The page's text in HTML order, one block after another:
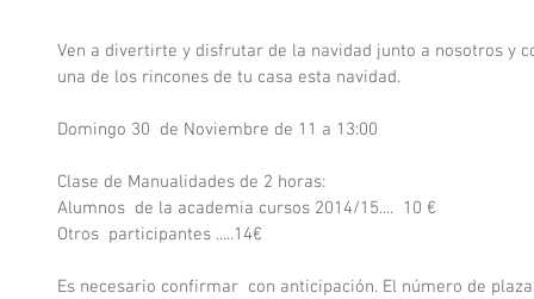
Ven a divertirte y disfrutar de la navidad junto a nosotros y
una de los rincones de tu casa esta navidad.
Domingo 30  de Noviembre de 11 a 13:00
Clase de Manualidades de 2 horas:
Alumnos  de la academia cursos 2014/15....  10 €
Otros  participantes .....14€
Es necesario confirmar  con anticipación. El número de